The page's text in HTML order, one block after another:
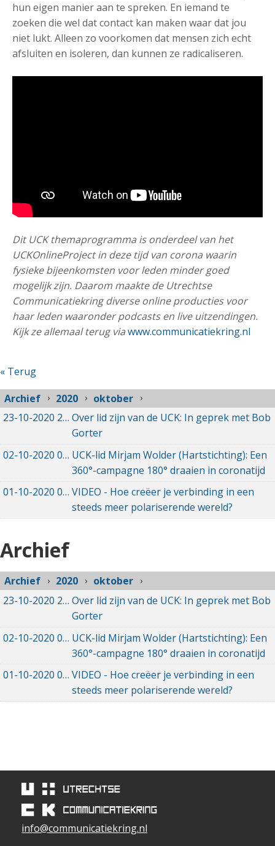
hun eigen manier aan te spreken. En iemand te
zoeken die wel dat contact kan maken waar dat jou
niet lukt. Alleen zo voorkomen dat mensen zich echt
afsluiten en isoleren, dan kunnen ze radicaliseren.
Dit UCK themaprogramma is onderdeel van het
UCKOnlineProject in deze tijd van corona waarin
fysieke bijeenkomsten voor leden minder goed
mogelijk zijn. Daarom maakte de Utrechtse
Communicatiekring diverse online producties voor
haar leden waaronder podcasts en live uitzendingen.
Kijk ze allemaal terug viawww.communicatiekring.nl
« Terug
Archief
2020
oktober
23-10-2020 23-10-2020 16:08
Over lid zijn van de UCK: In geprek met Bob
Gorter
02-10-2020 02-10-2020 17:31
UCK-lid Mirjam Wolder (Hartstichting): Een
360°-campagne 180° draaien in coronatijd
01-10-2020 01-10-2020 21:08
VIDEO - Hoe creëer je verbinding in een
steeds meer polariserende wereld?
Archief
Archief 2020
oktober
23-10-2020 23-10-2020 16:08
Over lid zijn van de UCK: In geprek met Bob
Gorter
02-10-2020 02-10-2020 17:31
UCK-lid Mirjam Wolder (Hartstichting): Een
360°-campagne 180° draaien in coronatijd
01-10-2020 01-10-2020 21:08
VIDEO - Hoe creëer je verbinding in een
steeds meer polariserende wereld?
info@communicatiekring.nl